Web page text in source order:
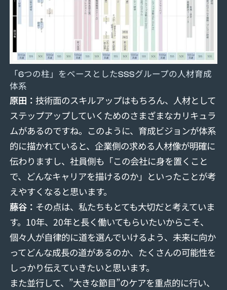
「6つの柱」をベースとしたSSSグループの人材育成
体系
原田：技術面のスキルアップはもちろん、人材として
ステップアップしていくためのさまざまなカリキュラ
ムがあるのですね。このように、育成ビジョンが体系
的に描かれていると、企業側の求める人材像が明確に
伝わりますし、社員側も「この会社に身を置くこと
で、どんなキャリアを描けるのか」といったことが考
えやすくなると思います。
藤⾕ ： その点は、私たちもとても大切だと考えていま
す。10年、20年と長く働いてもらいたいからこそ、
個々人が自律的に道を選んでいけるよう、未来に向か
ってどんな成長の道があるのか、たくさんの可能性を
しっかり伝えていきたいと思います。
また並行して、”大きな節目”のケアを重点的に行い、